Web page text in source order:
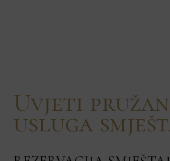
Uvjeti
usluga